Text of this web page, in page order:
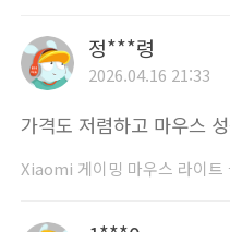
정***령
2026.04.16 21:33
가격도 저렴하고 마우스
Xiaomi 게이밍 마우스 라이트